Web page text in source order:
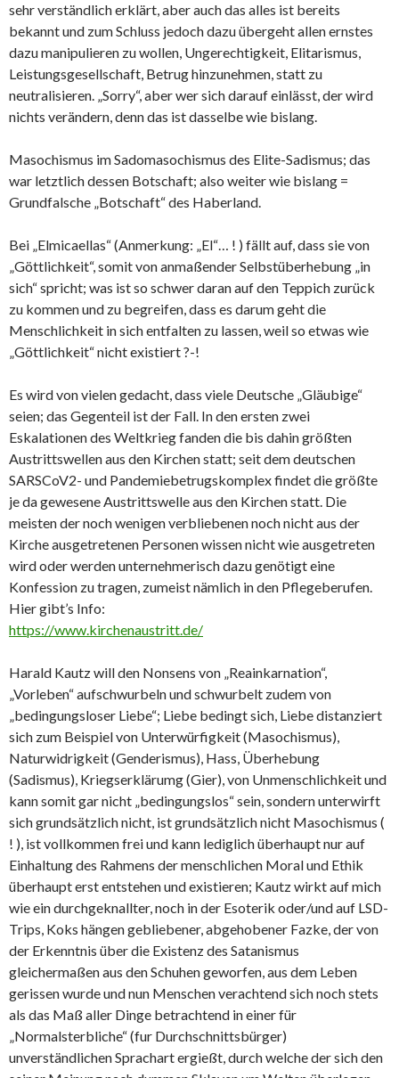
sehr verständlich erklärt, aber auch das alles ist bereits
bekannt und zum Schluss jedoch dazu übergeht allen ernstes
dazu manipulieren zu wollen, Ungerechtigkeit, Elitarismus,
Leistungsgesellschaft, Betrug hinzunehmen, statt zu
neutralisieren. „Sorry“, aber wer sich darauf einlässt, der wird
nichts verändern, denn das ist dasselbe wie bislang.
Masochismus im Sadomasochismus des Elite-Sadismus; das
war letztlich dessen Botschaft; also weiter wie bislang =
Grundfalsche „Botschaft“ des Haberland.
Bei „Elmicaellas“ (Anmerkung: „El“… ! ) fällt auf, dass sie von
„Göttlichkeit“, somit von anmaßender Selbstüberhebung „in
sich“ spricht; was ist so schwer daran auf den Teppich zurück
zu kommen und zu begreifen, dass es darum geht die
Menschlichkeit in sich entfalten zu lassen, weil so etwas wie
„Göttlichkeit“ nicht existiert ?-!
Es wird von vielen gedacht, dass viele Deutsche „Gläubige“
seien; das Gegenteil ist der Fall. In den ersten zwei
Eskalationen des Weltkrieg fanden die bis dahin größten
Austrittswellen aus den Kirchen statt; seit dem deutschen
SARSCoV2- und Pandemiebetrugskomplex findet die größte
je da gewesene Austrittswelle aus den Kirchen statt. Die
meisten der noch wenigen verbliebenen noch nicht aus der
Kirche ausgetretenen Personen wissen nicht wie ausgetreten
wird oder werden unternehmerisch dazu genötigt eine
Konfession zu tragen, zumeist nämlich in den Pflegeberufen.
Hier gibt’s Info:
https://www.kirchenaustritt.de/
Harald Kautz will den Nonsens von „Reainkarnation“,
„Vorleben“ aufschwurbeln und schwurbelt zudem von
„bedingungsloser Liebe“; Liebe bedingt sich, Liebe distanziert
sich zum Beispiel von Unterwürfigkeit (Masochismus),
Naturwidrigkeit (Genderismus), Hass, Überhebung
(Sadismus), Kriegserklärumg (Gier), von Unmenschlichkeit und
kann somit gar nicht „bedingungslos“ sein, sondern unterwirft
sich grundsätzlich nicht, ist grundsätzlich nicht Masochismus (
! ), ist vollkommen frei und kann lediglich überhaupt nur auf
Einhaltung des Rahmens der menschlichen Moral und Ethik
überhaupt erst entstehen und existieren; Kautz wirkt auf mich
wie ein durchgeknallter, noch in der Esoterik oder/und auf LSD-
Trips, Koks hängen gebliebener, abgehobener Fazke, der von
der Erkenntnis über die Existenz des Satanismus
gleichermaßen aus den Schuhen geworfen, aus dem Leben
gerissen wurde und nun Menschen verachtend sich noch stets
als das Maß aller Dinge betrachtend in einer für
„Normalsterbliche“ (fur Durchschnittsbürger)
unverständlichen Sprachart ergießt, durch welche der sich den